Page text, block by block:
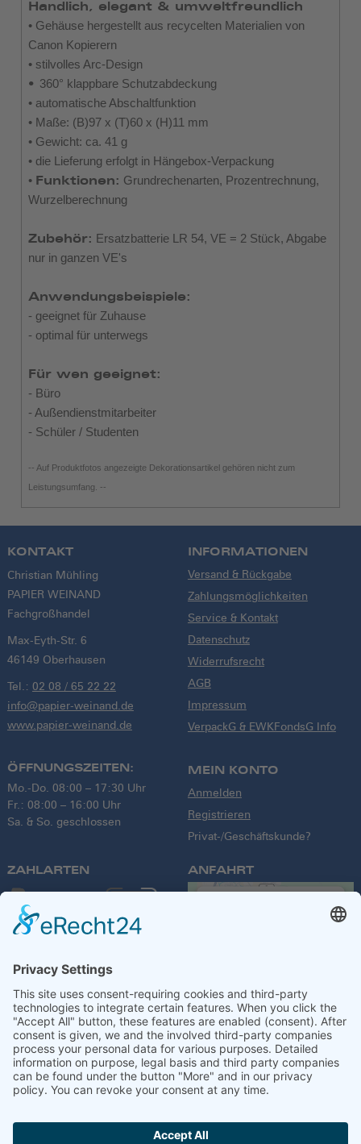
Handlich, elegant & umweltfreundlich
• Gehäuse hergestellt aus recycelten Materialien von
Canon Kopierern
• stilvolles Arc-Design
• 360° klappbare Schutzabdeckung
• automatische Abschaltfunktion
• Maße: (B)97 x (T)60 x (H)11 mm
• Gewicht: ca. 41 g
• die Lieferung erfolgt in Hängebox-Verpackung
• Funktionen: Grundrechenarten, Prozentrechnung,
Wurzelberechnung
Zubehör: Ersatzbatterie LR 54, VE = 2 Stück, Abgabe
nur in ganzen VE's
Anwendungsbeispiele:
- geeignet für Zuhause
- optimal für unterwegs
Für wen geeignet:
- Büro
- Außendienstmitarbeiter
- Schüler / Studenten
-- Auf Produktfotos angezeigte Dekorationsartikel gehören nicht zum
Leistungsumfang. --
KONTAKT
Christian Mühling
PAPIER WEINAND
Fachgroßhandel
Max-Eyth-Str. 6
46149 Oberhausen
Tel.: 02 08 / 65 22 22
info@papier-weinand.de
www.papier-weinand.de
ÖFFNUNGSZEITEN:
Mo.-Do. 08:00 – 17:30 Uhr
Fr.: 08:00 – 16:00 Uhr
Sa. & So. geschlossen
INFORMATIONEN
Versand & Rückgabe
Zahlungsmöglichkeiten
Service & Kontakt
Datenschutz
Widerrufsrecht
AGB
Impressum
VerpackG & EWKFondsG Info
MEIN KONTO
Anmelden
Registrieren
Privat-/Geschäftskunde?
ZAHLARTEN
VERSANDPARTNER
ANFAHRT
We use a third party
service to embed
map content that
may collect data
about your activity.
Please review the